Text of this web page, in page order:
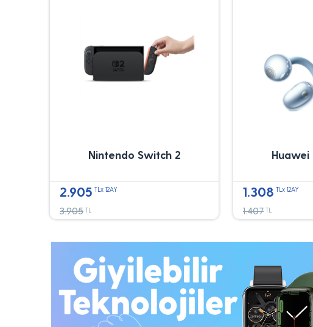
Nintendo Switch 2
2.905 TLx 12AY
3.905 TL
Huawei
1.308 TLx 12AY
1.407 TL